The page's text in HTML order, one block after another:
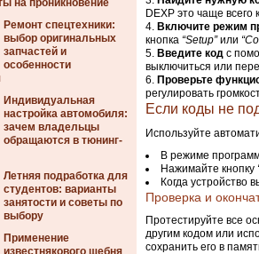
на проникновение
Ремонт спецтехники:
выбор оригинальных
запчастей и
особенности
Индивидуальная
настройка автомобиля:
зачем владельцы
обращаются в тюнинг-
Летняя подработка для
студентов: варианты
занятости и советы по
выбору
Применение
известнякового щебня
DEXP это чаще
Включите режим
кнопка “Setup”или
Введите код с
выключиться или
Проверьте
регулировать
Если коды не
Используйте
В режиме
Нажимайте кнопку
Когда устройство
Проверка и
Протестируйте все
другим кодом или
сохранить его в